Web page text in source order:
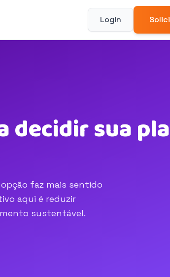
Login
decidir sua
opção faz mais sentido
aqui é reduzir
sustentável.